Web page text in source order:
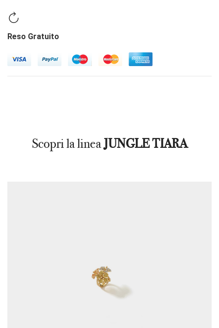
Reso Gratuito
Scopri la lineaJUNGLE TIARA